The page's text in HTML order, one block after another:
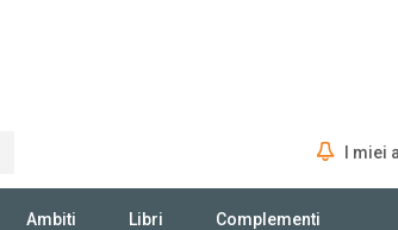
I miei
Ambiti Libri Complementi